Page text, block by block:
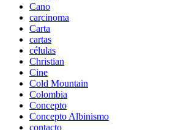
Cano
carcinoma
Carta
cartas
células
Christian
Cine
Cold Mountain
Colombia
Concepto
Concepto Albinismo
contacto